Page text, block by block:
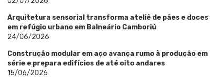
Arquitetura sensorial transforma ateliê de pães e doces
em refúgio urbano em Balneário Camboriú
24/06/2026
Construção modular em aço avança rumo à produção em
série e prepara edifícios de até oito andares
15/06/2026